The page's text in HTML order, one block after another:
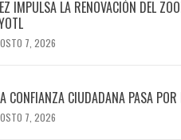
IMPULSA LA RENOVACIÓN DEL
7, 2026
CONFIANZA CIUDADANA PASA
7, 2026